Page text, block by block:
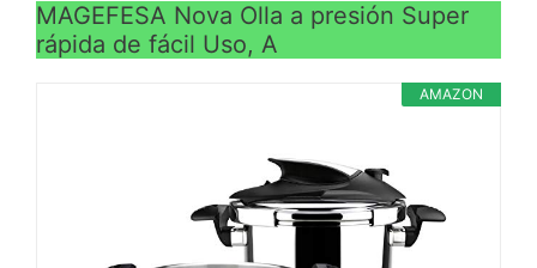
MAGEFESA Nova Olla a presión Super
rápida de fácil Uso, A
AMAZON